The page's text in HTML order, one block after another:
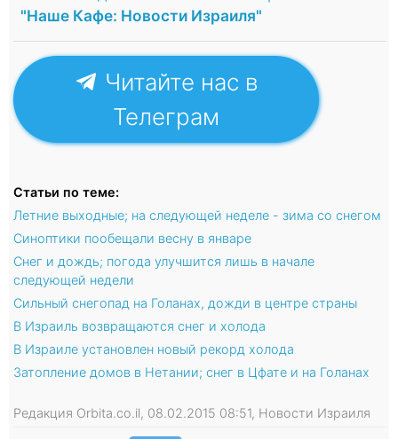
"Наше Кафе: Новости Израиля"
Читайте нас в
Телеграм
Статьи по теме:
Летние выходные; на следующей неделе - зима со снегом
Синоптики пообещали весну в январе
Снег и дождь; погода улучшится лишь в начале
следующей недели
Сильный снегопад на Голанах, дожди в центре страны
В Израиль возвращаются снег и холода
В Израиле установлен новый рекорд холода
Затопление домов в Нетании; снег в Цфате и на Голанах
Редакция Orbita.co.il, 08.02.2015 08:51, Новости Израиля